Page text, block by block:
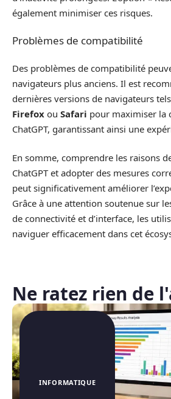
également minimiser ces risques.
Problèmes de compatibilité
Des problèmes de compatibilité
navigateurs plus anciens. Il est
dernières versions de navigateurs
Firefox ou Safari pour maximiser la
ChatGPT, garantissant ainsi une
En somme, comprendre les raisons
ChatGPT et adopter des mesures
peut significativement améliorer
Grâce à une attention soutenue sur
de connectivité et d’interface, les
naviguer efficacement dans cet
Ne ratez rien de
INFORMATIQUE